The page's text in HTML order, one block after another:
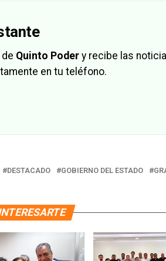
Quinto Poder y recibe las
en tu teléfono.
DESTACADO GOBIERNO DEL ESTADO